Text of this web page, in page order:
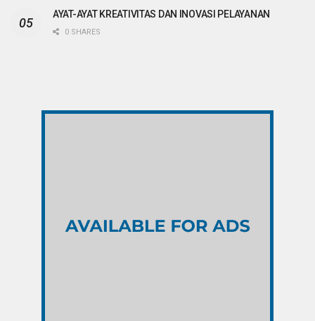
AYAT-AYAT KREATIVITAS DAN INOVASI PELAYANAN
0 SHARES